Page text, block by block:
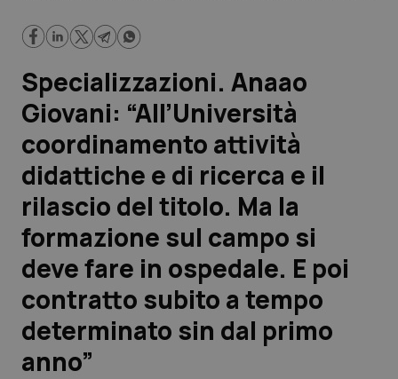
Lavoro e Professioni
Scienza e Farmaci
Studi e Analisi
Lettere al direttore
Edizioni Regionali
QS Pro
Professionisti Sanitari.AI
Abruzzo
QS Pro Gold
E poi contratto subito a tempo determinato sin dal primo
anno”
Specializzazioni. Anaao
Giovani: “All’Università
coordinamento attività
didattiche e di ricerca e il
rilascio del titolo. Ma la
formazione sul campo si
deve fare in ospedale. E poi
contratto subito a tempo
determinato sin dal primo
anno”